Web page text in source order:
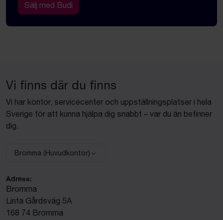
Sälj med Budi
Vi finns där du finns
Vi har kontor, servicecenter och uppställningsplatser i hela
Sverige för att kunna hjälpa dig snabbt – var du än befinner
dig.
Välj anläggning:
Bromma (Huvudkontor)
Adress:
Bromma
Linta Gårdsväg 5A
168 74 Bromma